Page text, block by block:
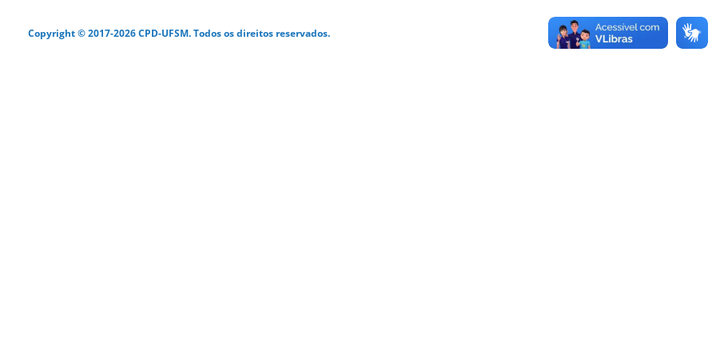
Copyright © 2017-2026 CPD-UFSM. Todos os direitos reservados.